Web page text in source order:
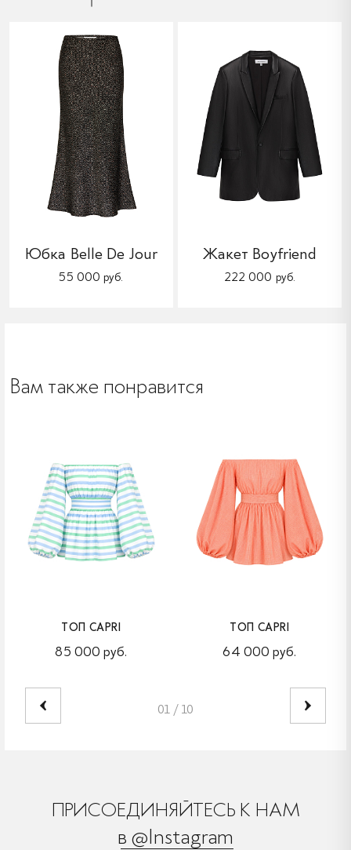
Юбка Belle De Jour
55 000 руб.
Жакет Boyfriend
222 000 руб.
Вам также понравится
ТОП CAPRI
85 000 руб.
ТОП CAPRI
64 000 руб.
01 / 10
ПРИСОЕДИНЯЙТЕСЬ К НАМ
в @Instagram